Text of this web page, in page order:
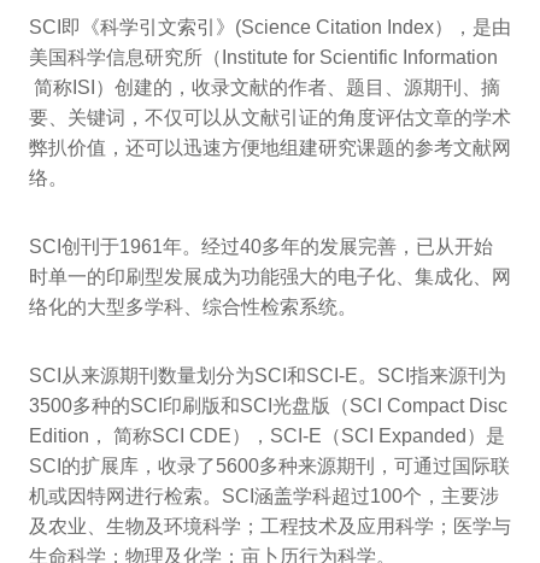
SCI即《科学引文索引》(Science Citation Index），是由
美国科学信息研究所（Institute for Scientific Information
简称ISI）创建的，收录文献的作者、题目、源期刊、摘
要、关键词，不仅可以从文献引证的角度评估文章的学术
弊扒价值，还可以迅速方便地组建研究课题的参考文献网
络。
SCI创刊于1961年。经过40多年的发展完善，已从开始
时单一的印刷型发展成为功能强大的电子化、集成化、网
络化的大型多学科、综合性检索系统。
SCI从来源期刊数量划分为SCI和SCI-E。SCI指来源刊为
3500多种的SCI印刷版和SCI光盘版（SCI Compact Disc
Edition， 简称SCI CDE），SCI-E（SCI Expanded）是
SCI的扩展库，收录了5600多种来源期刊，可通过国际联
机或因特网进行检索。SCI涵盖学科超过100个，主要涉
及农业、生物及环境科学；工程技术及应用科学；医学与
生命科学；物理及化学；亩卜历行为科学。